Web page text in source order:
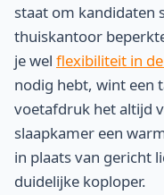
staat om kandidaten
thuiskantoor
je wel flexibiliteit in
nodig hebt, wint een
voetafdruk het altijd
slaapkamer een
in plaats van gericht
duidelijke koploper.